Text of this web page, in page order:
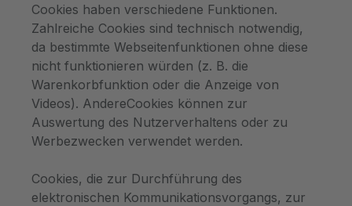
Cookies haben verschiedene Funktionen.
Zahlreiche Cookies sind technisch notwendig,
da bestimmte Webseitenfunktionen ohne diese
nicht funktionieren würden (z. B. die
Warenkorbfunktion oder die Anzeige von
Videos). AndereCookies können zur
Auswertung des Nutzerverhaltens oder zu
Werbezwecken verwendet werden.
Cookies, die zur Durchführung des
elektronischen Kommunikationsvorgangs, zur